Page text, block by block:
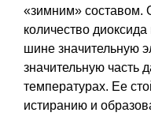
«зимним» составом.
количество
шине значительную
значительную часть
температурах. Ее
истиранию и